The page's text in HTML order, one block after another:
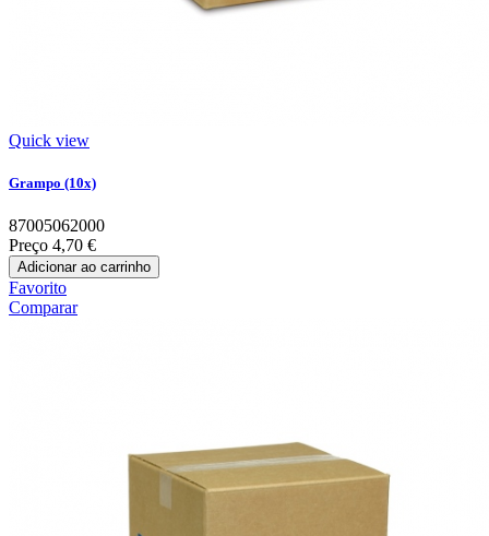
Quick view
Grampo (10x)
87005062000
Preço 4,70 €
Adicionar ao carrinho
Favorito
Comparar